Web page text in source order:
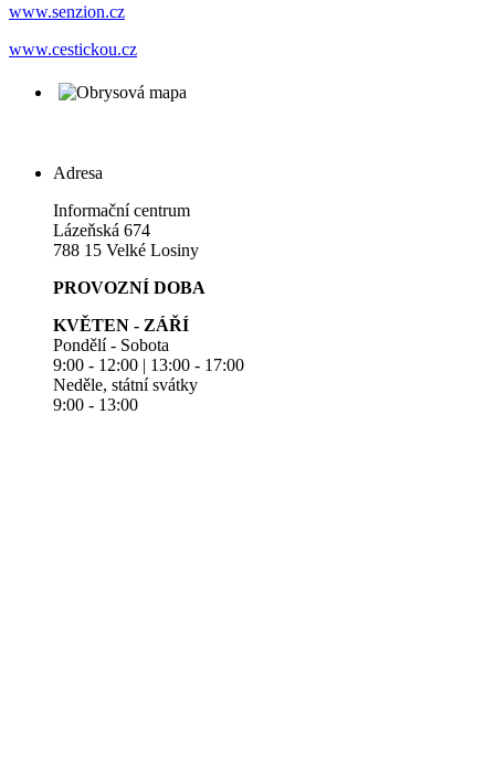
www.senzion.cz
www.cestickou.cz
Adresa
Informační centrum
Lázeňská 674
788 15 Velké Losiny
PROVOZNÍ DOBA
KVĚTEN - ZÁŘÍ
Pondělí - Sobota
9:00 - 12:00 | 13:00 - 17:00
Neděle, státní svátky
9:00 - 13:00